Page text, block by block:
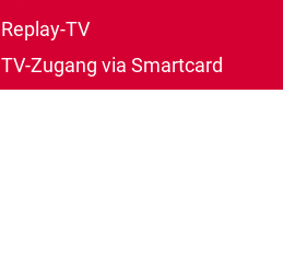
Replay-TV
TV-Zugang via Smartcard